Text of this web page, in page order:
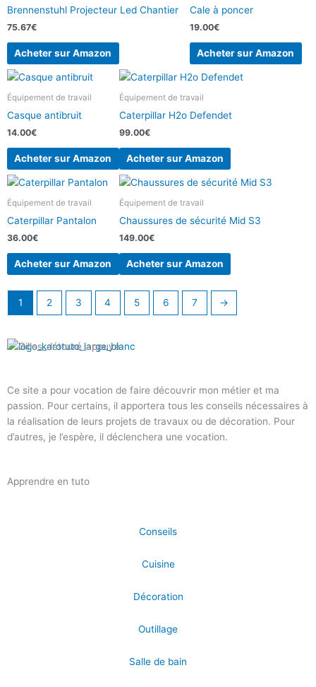
Brennenstuhl Projecteur Led Chantier
75.67€
Acheter sur Amazon
Cale à poncer
19.00€
Acheter sur Amazon
Équipement de travail
Casque antibruit
14.00€
Acheter sur Amazon
Équipement de travail
Caterpillar H2o Defendet
99.00€
Acheter sur Amazon
Équipement de travail
Caterpillar Pantalon
36.00€
Acheter sur Amazon
Équipement de travail
Chaussures de sécurité Mid S3
149.00€
Acheter sur Amazon
1 2 3 4 5 6 7 →
Ce site a pour vocation de faire découvrir mon métier et ma
passion. Pour certains, il apportera tous les conseils nécessaires à
la réalisation de leurs projets de travaux ou de décoration. Pour
d’autres, je l’espère, il déclenchera une vocation.
Apprendre en tuto
Conseils
Cuisine
Décoration
Outillage
Salle de bain